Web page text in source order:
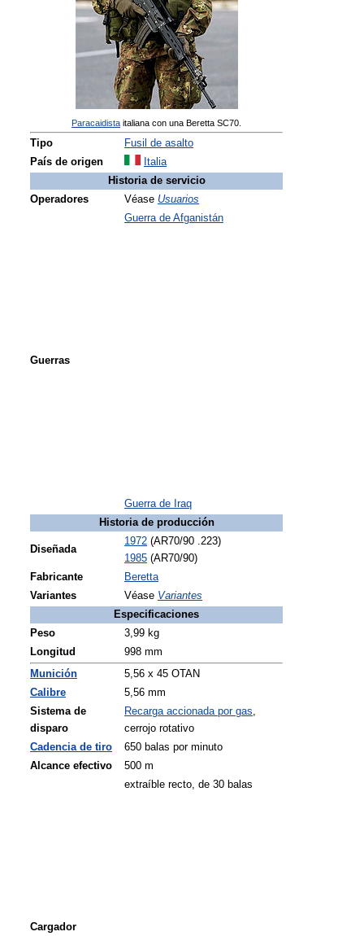
Paracaidista italiana con una Beretta SC70.
Tipo
Fusil de asalto
País de origen
Italia
Historia de servicio
Operadores
Véase Usuarios
Guerras
Guerra de Afganistán
Guerra de Iraq
Historia de producción
Diseñada
1972 (AR70/90 .223)
1985 (AR70/90)
Fabricante
Beretta
Variantes
Véase Variantes
Especificaciones
Peso
3,99 kg
Longitud
998 mm
Munición
5,56 x 45 OTAN
Calibre
5,56 mm
Sistema de
disparo
Recarga accionada por gas,
cerrojo rotativo
Cadencia de tiro
650 balas por minuto
Alcance efectivo
500 m
Cargador
extraíble recto, de 30 balas